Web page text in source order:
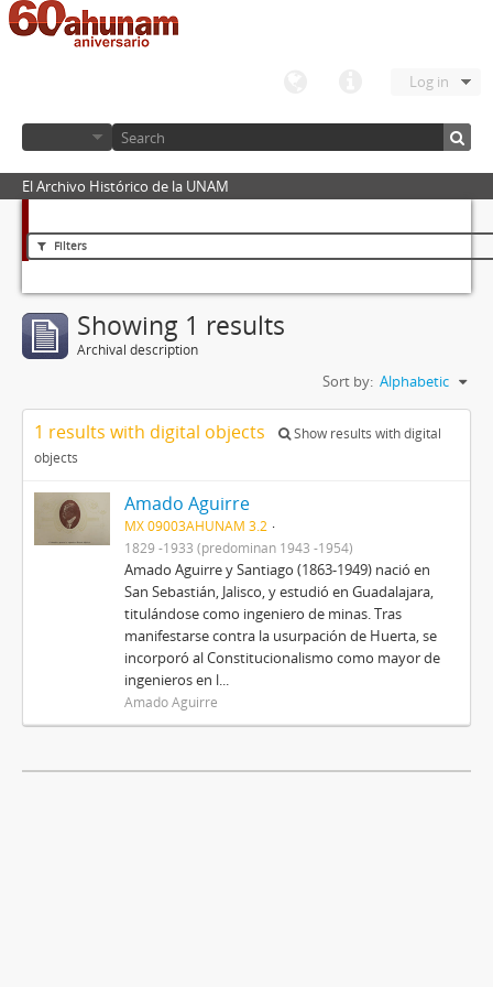
Log in
El Archivo Histórico de la UNAM
Filters
Showing 1 results
Archival description
Sort by: Alphabetic
1 results with digital objects
Show results with digital
objects
Amado Aguirre
MX 09003AHUNAM 3.2
1829 -1933 (predominan 1943 -1954)
Amado Aguirre y Santiago (1863-1949) nació en
San Sebastián, Jalisco, y estudió en Guadalajara,
titulándose como ingeniero de minas. Tras
manifestarse contra la usurpación de Huerta, se
incorporó al Constitucionalismo como mayor de
ingenieros en l...
Amado Aguirre